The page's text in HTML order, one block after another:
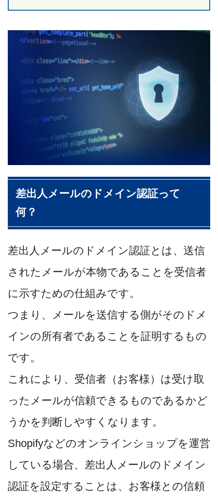
差出人メールのドメイン認証って
何？
差出人メールのドメイン認証とは、送信
されたメールが本物であることを受信者
に示すための仕組みです。
つまり、メールを送信する側がそのドメ
インの所有者であることを証明するもの
です。
これにより、受信者（お客様）は受け取
ったメールが信頼できるものであるかど
うかを判断しやすくなります。
Shopifyなどのオンラインショップを運営
している場合、差出人メールのドメイン
認証を設定することは、お客様との信頼